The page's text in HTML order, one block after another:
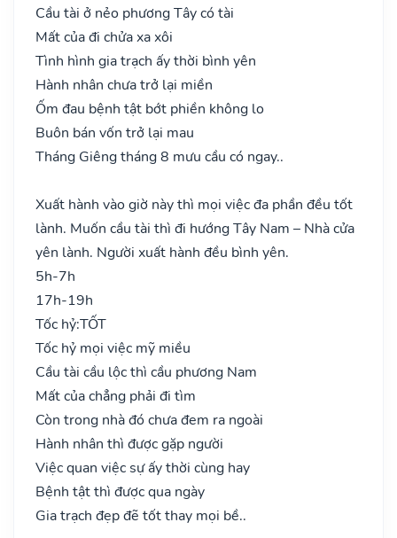
Cầu tài ở nẻo phương Tây có tài
Mất của đi chửa xa xôi
Tình hình gia trạch ấy thời bình yên
Hành nhân chưa trở lại miền
Ốm đau bệnh tật bớt phiền không lo
Buôn bán vốn trở lại mau
Tháng Giêng tháng 8 mưu cầu có ngay..
Xuất hành vào giờ này thì mọi việc đa phần đều tốt
lành. Muốn cầu tài thì đi hướng Tây Nam – Nhà cửa
yên lành. Người xuất hành đều bình yên.
5h-7h
17h-19h
Tốc hỷ:TỐT
Tốc hỷ mọi việc mỹ miều
Cầu tài cầu lộc thì cầu phương Nam
Mất của chẳng phải đi tìm
Còn trong nhà đó chưa đem ra ngoài
Hành nhân thì được gặp người
Việc quan việc sự ấy thời cùng hay
Bệnh tật thì được qua ngày
Gia trạch đẹp đẽ tốt thay mọi bề..